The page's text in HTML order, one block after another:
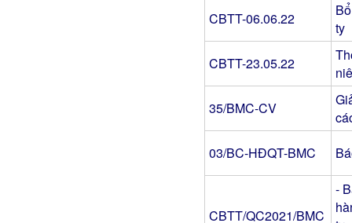
CBTT-06.06.22
ty
CBTT-23.05.22
35/BMC-CV
03/BC-HĐQT-BMC
CBTT/QC2021/BMC
-